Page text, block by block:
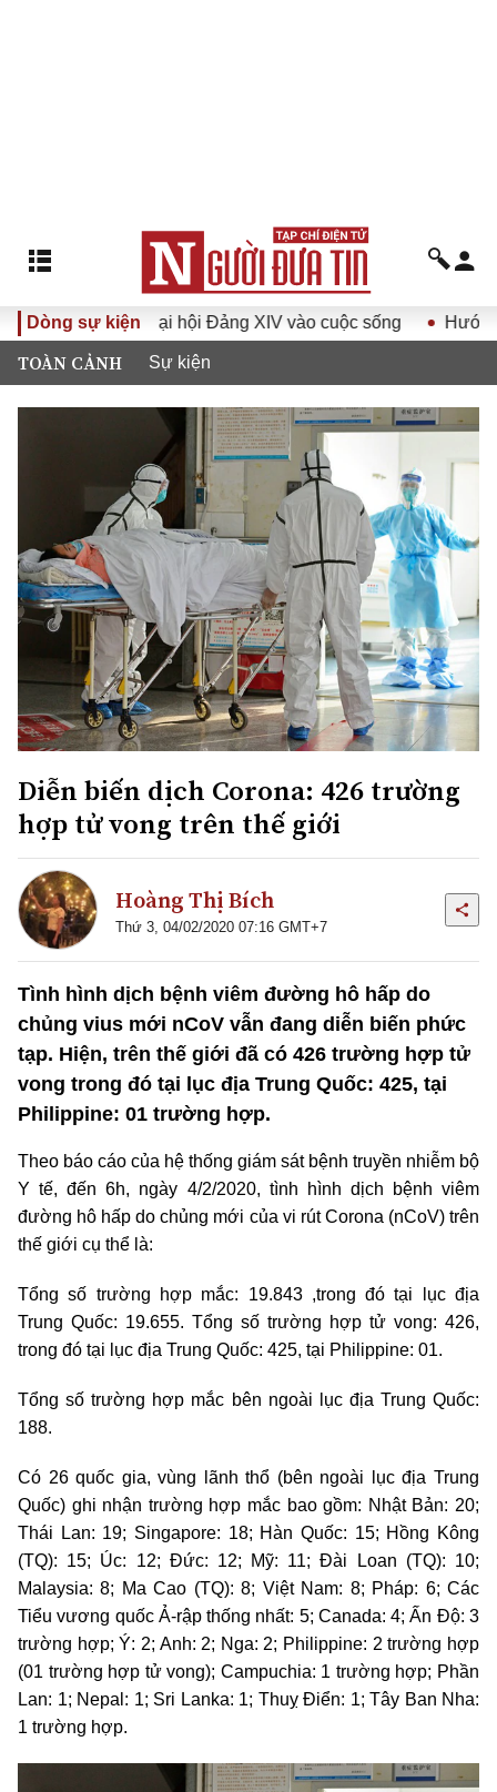
Dòng sự kiện
quyết Đại hội Đảng XIV vào cuộc sống Hướng tới Đại
TOÀN CẢNH Sự kiện
Diễn biến dịch Corona: 426 trường
hợp tử vong trên thế giới
Hoàng Thị Bích
Thứ 3, 04/02/2020 07:16 GMT+7
Tình hình dịch bệnh viêm đường hô hấp do
chủng vius mới nCoV vẫn đang diễn biến phức
tạp. Hiện, trên thế giới đã có 426 trường hợp tử
vong trong đó tại lục địa Trung Quốc: 425, tại
Philippine: 01 trường hợp.
Theo báo cáo của hệ thống giám sát bệnh truyền nhiễm bộ
Y tế, đến 6h, ngày 4/2/2020, tình hình dịch bệnh viêm
đường hô hấp do chủng mới của vi rút Corona (nCoV) trên
thế giới cụ thể là:
Tổng số trường hợp mắc: 19.843 ,trong đó tại lục địa
Trung Quốc: 19.655. Tổng số trường hợp tử vong: 426,
trong đó tại lục địa Trung Quốc: 425, tại Philippine: 01.
Tổng số trường hợp mắc bên ngoài lục địa Trung Quốc:
188.
Có 26 quốc gia, vùng lãnh thổ (bên ngoài lục địa Trung
Quốc) ghi nhận trường hợp mắc bao gồm: Nhật Bản: 20;
Thái Lan: 19; Singapore: 18; Hàn Quốc: 15; Hồng Kông
(TQ): 15; Úc: 12; Đức: 12; Mỹ: 11; Đài Loan (TQ): 10;
Malaysia: 8; Ma Cao (TQ): 8; Việt Nam: 8; Pháp: 6; Các
Tiểu vương quốc Ả-rập thống nhất: 5; Canada: 4; Ấn Độ: 3
trường hợp; Ý: 2; Anh: 2; Nga: 2; Philippine: 2 trường hợp
(01 trường hợp tử vong); Campuchia: 1 trường hợp; Phần
Lan: 1; Nepal: 1; Sri Lanka: 1; Thuỵ Điển: 1; Tây Ban Nha:
1 trường hợp.